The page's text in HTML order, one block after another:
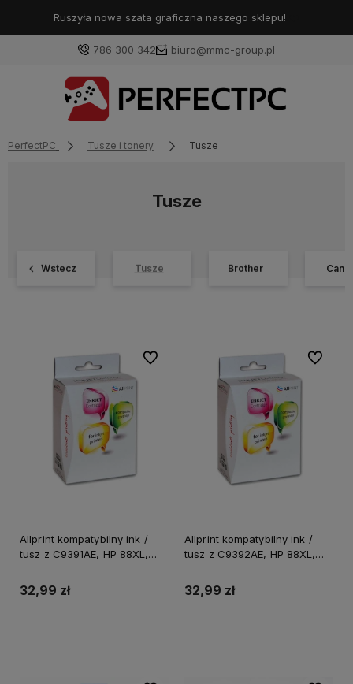
Ruszyła nowa szata graficzna naszego sklepu!
786 300 342 biuro@mmc-group.pl
PerfectPC Tusze i tonery Tusze
Tusze
Wstecz Tusze Brother
Allprint kompatybilny ink /
tusz z C9391AE, HP 88XL,
32,99 zł
Do ulubionych
Allprint kompatybilny ink /
tusz z C9392AE, HP 88XL,
32,99 zł
Do